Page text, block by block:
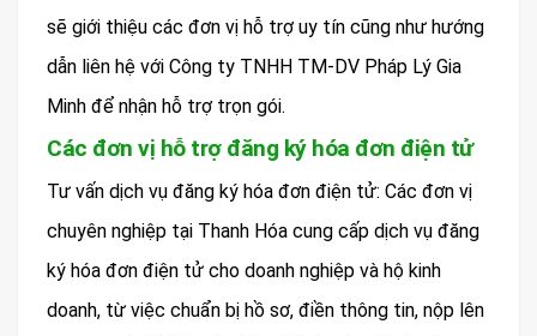
sẽ giới thiệu các đơn vị hỗ trợ uy tín cũng như hướng
dẫn liên hệ với Công ty TNHH TM-DV Pháp Lý Gia
Minh để nhận hỗ trợ trọn gói.
Các đơn vị hỗ trợ đăng ký hóa đơn điện tử
Tư vấn dịch vụ đăng ký hóa đơn điện tử: Các đơn vị
chuyên nghiệp tại Thanh Hóa cung cấp dịch vụ đăng
ký hóa đơn điện tử cho doanh nghiệp và hộ kinh
doanh, từ việc chuẩn bị hồ sơ, điền thông tin, nộp lên